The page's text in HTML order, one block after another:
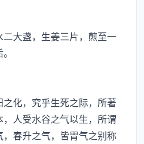
大盏，生姜三片，煎至一
化，究乎生死之际，所著
人受水谷之气以生，所谓
春升之气，皆胃气之别称